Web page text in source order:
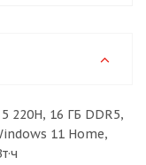
220H, 16 ГБ DDR5,
11 Home,